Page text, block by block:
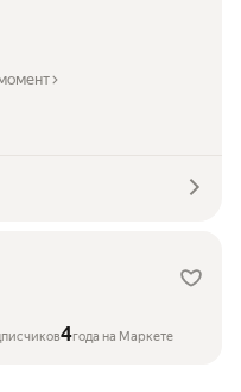
4года на Маркете